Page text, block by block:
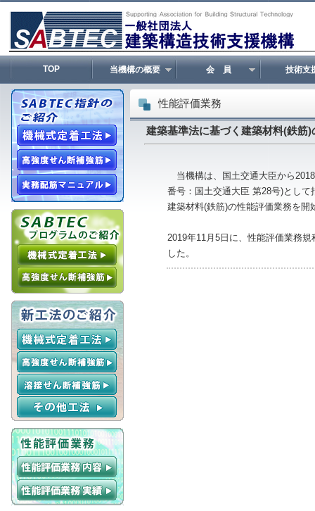
TOP 当機構の概要 会 員 技術支
性能評価業務
建築基準法に基づく建築材料(鉄筋
当機構は、国土交通大臣から
番号：国土交通大臣 第28号)とし
建築材料(鉄筋)の性能評価業務を開
2019年11月5日に、性能評価業務
した。